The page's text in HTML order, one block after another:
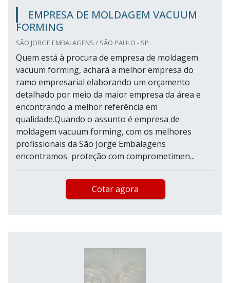
EMPRESA DE MOLDAGEM VACUUM
FORMING
SÃO JORGE EMBALAGENS / SÃO PAULO - SP
Quem está à procura de empresa de moldagem
vacuum forming, achará a melhor empresa do
ramo empresarial elaborando um orçamento
detalhado por meio da maior empresa da área e
encontrando a melhor referência em
qualidade.Quando o assunto é empresa de
moldagem vacuum forming, com os melhores
profissionais da São Jorge Embalagens
encontramos proteção com comprometimen...
Cotar agora